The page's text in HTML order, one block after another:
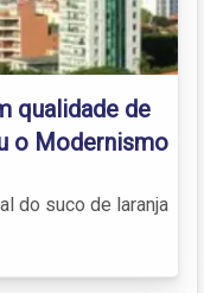
qualidade de
o Modernismo
do suco de laranja